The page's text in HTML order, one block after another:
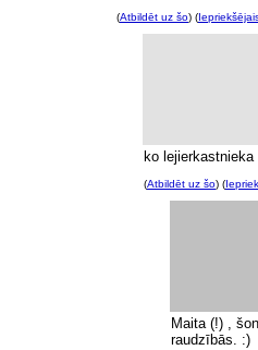
(Atbildēt uz šo) (
ko
(Atbildēt uz šo) (
Maita (!) ,
raudzībās. :)